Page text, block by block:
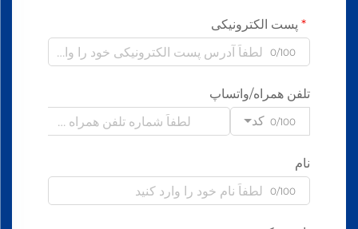
پست الکترونیکی
0/100
تلفن همراه/واتساپ
کد 0/100
نام
0/100